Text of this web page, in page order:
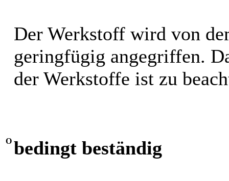
Der Werkstoff wird von
geringfügig angegriffen.
der Werkstoffe ist zu
O bedingt beständig